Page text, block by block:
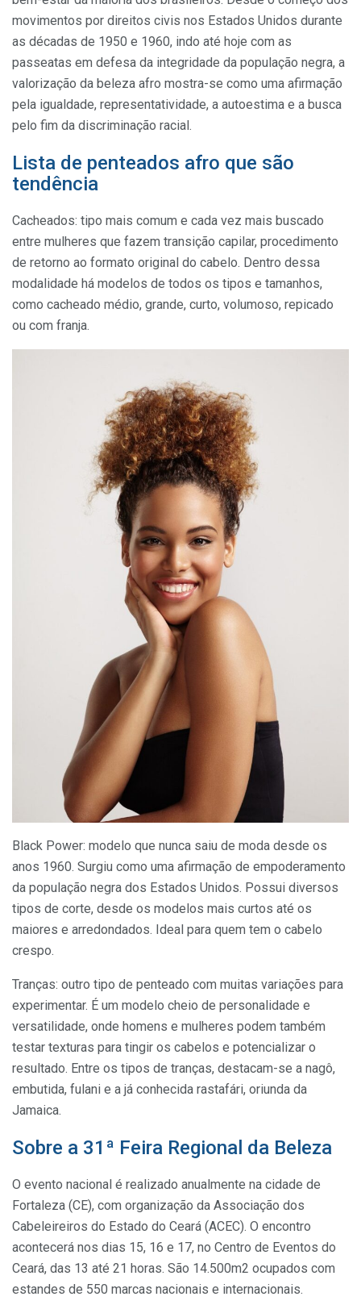
movimentos por direitos civis nos Estados Unidos durante
as décadas de 1950 e 1960, indo até hoje com as
passeatas em defesa da integridade da população negra, a
valorização da beleza afro mostra-se como uma afirmação
pela igualdade, representatividade, a autoestima e a busca
pelo fim da discriminação racial.
Lista de penteados afro que são
tendência
Cacheados: tipo mais comum e cada vez mais buscado
entre mulheres que fazem transição capilar, procedimento
de retorno ao formato original do cabelo. Dentro dessa
modalidade há modelos de todos os tipos e tamanhos,
como cacheado médio, grande, curto, volumoso, repicado
ou com franja.
Black Power: modelo que nunca saiu de moda desde os
anos 1960. Surgiu como uma afirmação de empoderamento
da população negra dos Estados Unidos. Possui diversos
tipos de corte, desde os modelos mais curtos até os
maiores e arredondados. Ideal para quem tem o cabelo
crespo.
Tranças: outro tipo de penteado com muitas variações para
experimentar. É um modelo cheio de personalidade e
versatilidade, onde homens e mulheres podem também
testar texturas para tingir os cabelos e potencializar o
resultado. Entre os tipos de tranças, destacam-se a nagô,
embutida, fulani e a já conhecida rastafári, oriunda da
Jamaica.
Sobre a 31ª Feira Regional da Beleza
O evento nacional é realizado anualmente na cidade de
Fortaleza (CE), com organização da Associação dos
Cabeleireiros do Estado do Ceará (ACEC). O encontro
acontecerá nos dias 15, 16 e 17, no Centro de Eventos do
Ceará, das 13 até 21 horas. São 14.500m2 ocupados com
estandes de 550 marcas nacionais e internacionais.